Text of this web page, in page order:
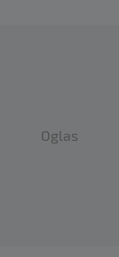
Oglas